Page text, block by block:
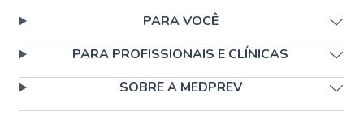
PARA VOCÊ
PARA PROFISSIONAIS E CLÍNICAS
SOBRE A MEDPREV